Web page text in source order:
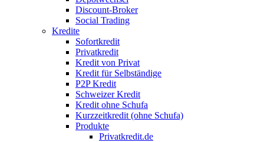
Discount-Broker
Social Trading
Kredite
Sofortkredit
Privatkredit
Kredit von Privat
Kredit für Selbständige
P2P Kredit
Schweizer Kredit
Kredit ohne Schufa
Kurzzeitkredit (ohne Schufa)
Produkte
Privatkredit.de